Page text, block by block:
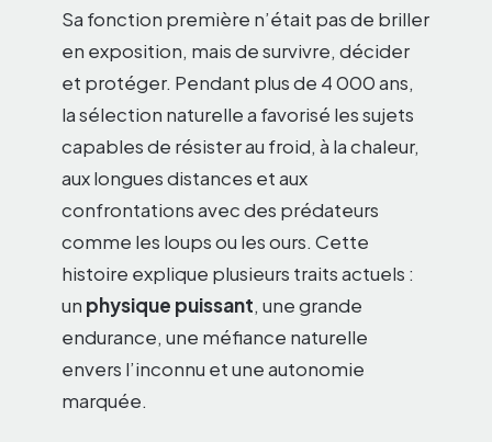
Sa fonction première n’était pas de briller
en exposition, mais de survivre, décider
et protéger. Pendant plus de 4 000 ans,
la sélection naturelle a favorisé les sujets
capables de résister au froid, à la chaleur,
aux longues distances et aux
confrontations avec des prédateurs
comme les loups ou les ours. Cette
histoire explique plusieurs traits actuels :
un physique puissant, une grande
endurance, une méfiance naturelle
envers l’inconnu et une autonomie
marquée.